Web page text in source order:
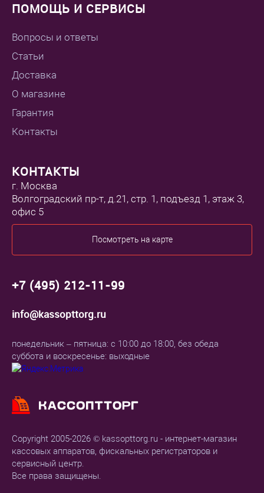
ПОМОЩЬ И СЕРВИСЫ
Вопросы и ответы
Статьи
Доставка
О магазине
Гарантия
Контакты
Copyright 2005-2026 © kassopttorg.ru - интернет-магазин
кассовых аппаратов, фискальных регистраторов и
сервисный центр.
Все права защищены.
КОНТАКТЫ
г. Москва
Волгоградский пр-т, д.21, стр. 1, подъезд 1, этаж 3,
офис 5
Посмотреть на карте
+7 (495) 212-11-99
info@kassopttorg.ru
понедельник – пятница: с 10:00 до 18:00, без обеда
суббота и воскресенье: выходные